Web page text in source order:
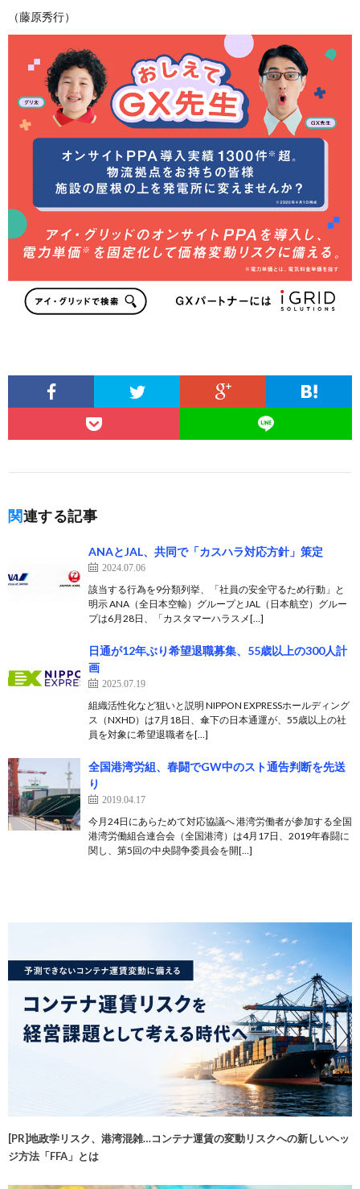
（藤原秀行）
関連する記事
ANAとJAL、共同で「カスハラ対応方針」策定
2024.07.06
該当する行為を9分類列挙、「社員の安全守るため行動」と
明示 ANA（全日本空輸）グループとJAL（日本航空）グルー
プは6月28日、「カスタマーハラスメ[…]
日通が12年ぶり希望退職募集、55歳以上の300人計
画
2025.07.19
組織活性化など狙いと説明 NIPPON EXPRESSホールディング
ス（NXHD）は7月18日、傘下の日本通運が、55歳以上の社
員を対象に希望退職者を[…]
全国港湾労組、春闘でGW中のスト通告判断を先送
り
2019.04.17
今月24日にあらためて対応協議へ 港湾労働者が参加する全国
港湾労働組合連合会（全国港湾）は4月17日、2019年春闘に
関し、第5回の中央闘争委員会を開[…]
[PR]地政学リスク、港湾混雑…コンテナ運賃の変動リスクへの新しいヘッ
ジ方法「FFA」とは